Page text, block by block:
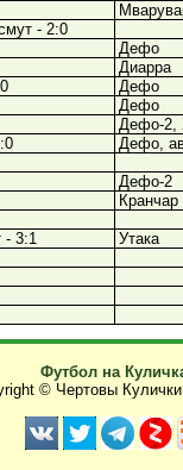
- 2:0
Дефо
Диарра
Дефо
Дефо
Дефо-2,
Дефо,
Дефо-2
Кранчар
- 3:1
Утака
Футбол на
© Чертовы